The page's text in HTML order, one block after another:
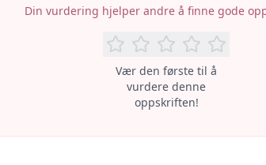
Din vurdering hjelper andre å finne gode
Vær den første til å
vurdere denne
oppskriften!